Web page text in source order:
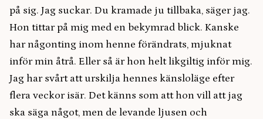
på sig. Jag suckar. Du kramade ju tillbaka, säger jag.
Hon tittar på mig med en bekymrad blick. Kanske
har någonting inom henne förändrats, mjuknat
inför min åtrå. Eller så är hon helt likgiltig inför mig.
Jag har svårt att urskilja hennes känsloläge efter
flera veckor isär. Det känns som att hon vill att jag
ska säga något, men de levande ljusen och